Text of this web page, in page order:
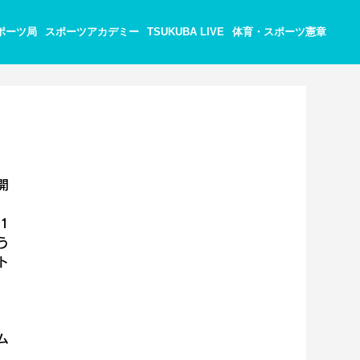
ーツ局 スポーツアカデミー TSUKUBA LIVE 体育・スポーツ憲章